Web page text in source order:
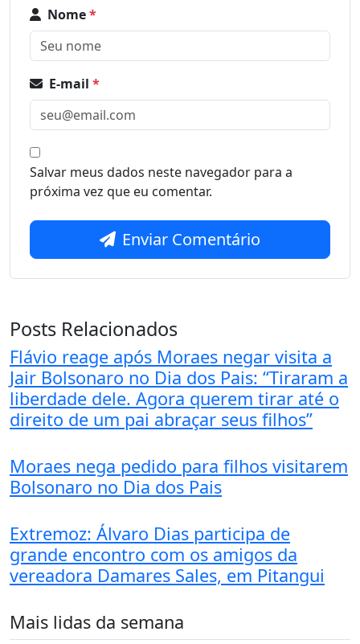
Nome*
E-mail *
Salvar meus dados neste navegador para a
próxima vez que eu comentar.
Enviar Comentário
Posts Relacionados
Flávio reage após Moraes negar visita a
Jair Bolsonaro no Dia dos Pais: “Tiraram a
liberdade dele. Agora querem tirar até o
direito de um pai abraçar seus filhos”
Moraes nega pedido para filhos visitarem
Bolsonaro no Dia dos Pais
Extremoz: Álvaro Dias participa de
grande encontro com os amigos da
vereadora Damares Sales, em Pitangui
Mais lidas da semana